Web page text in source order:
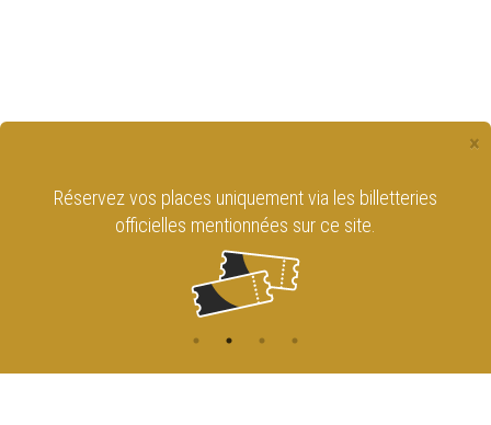
×
Réservez vos places uniquement via les billetteries
officielles mentionnées sur ce site.